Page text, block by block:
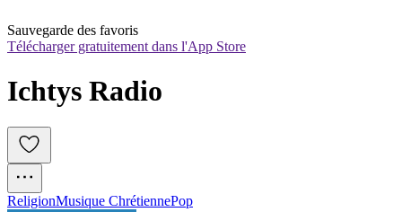
Sauvegarde des favoris
Télécharger gratuitement dans l'App Store
Ichtys Radio
ReligionMusique ChrétiennePop